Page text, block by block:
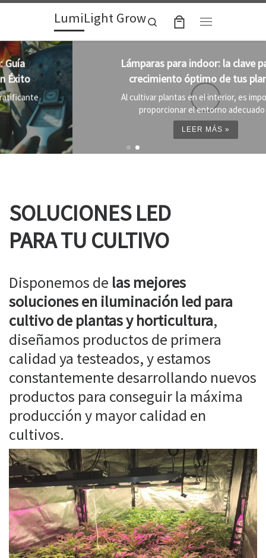
Skip to contentLumiLight Grow
Search
Lámparas para indoor: la clave para un
crecimiento óptimo de tus plantas
Al cultivar plantas en el interior, es importante
proporcionar el entorno adecuado ...
SOLUCIONES LED
PARA TU CULTIVO
Disponemos de las mejores
soluciones en iluminación led para
cultivo de plantas y horticultura,
diseñamos productos de primera
calidad ya testeados, y estamos
constantemente desarrollando nuevos
productos para conseguir la máxima
producción y mayor calidad en
cultivos.